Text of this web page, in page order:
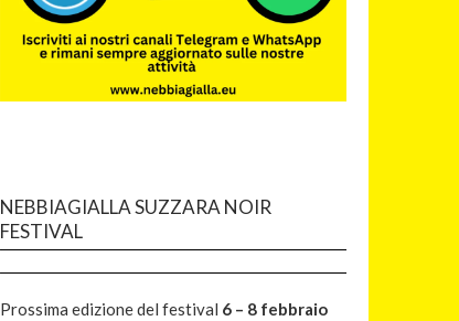
NEBBIAGIALLA SUZZARA NOIR
FESTIVAL
Prossima edizione del festival 6 – 8 febbraio